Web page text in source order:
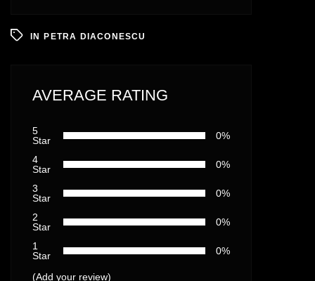
IN PETRA DIACONESCU
AVERAGE RATING
5
Star
0%
4
Star
0%
3
Star
0%
2
Star
0%
1
Star
0%
(Add your review)